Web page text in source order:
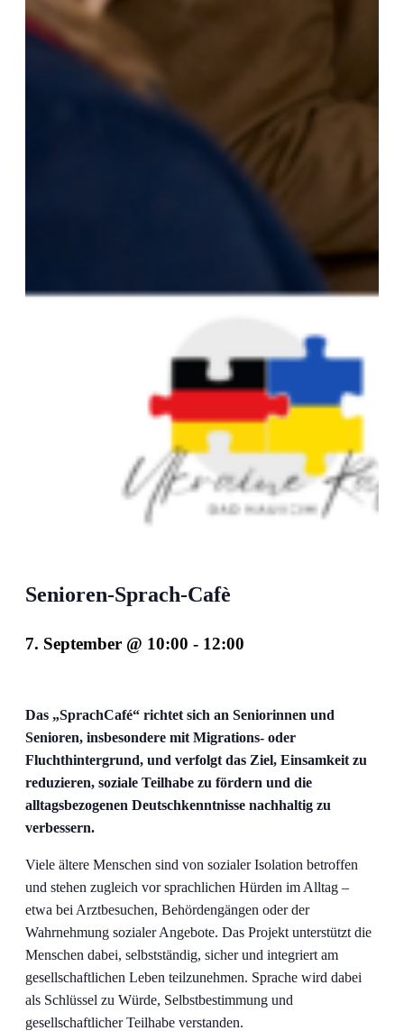
Senioren-Sprach-Cafè
7. September @ 10:00 - 12:00
Das „SprachCafé“ richtet sich an Seniorinnen und
Senioren, insbesondere mit Migrations- oder
Fluchthintergrund, und verfolgt das Ziel, Einsamkeit zu
reduzieren, soziale Teilhabe zu fördern und die
alltagsbezogenen Deutschkenntnisse nachhaltig zu
verbessern.
Viele ältere Menschen sind von sozialer Isolation betroffen
und stehen zugleich vor sprachlichen Hürden im Alltag –
etwa bei Arztbesuchen, Behördengängen oder der
Wahrnehmung sozialer Angebote. Das Projekt unterstützt die
Menschen dabei, selbstständig, sicher und integriert am
gesellschaftlichen Leben teilzunehmen. Sprache wird dabei
als Schlüssel zu Würde, Selbstbestimmung und
gesellschaftlicher Teilhabe verstanden.